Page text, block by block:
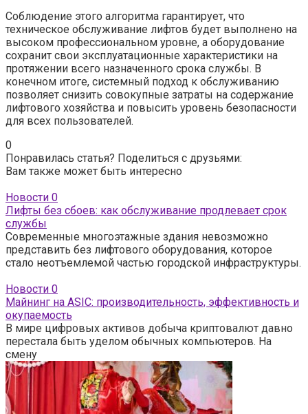
Соблюдение этого алгоритма гарантирует, что
техническое обслуживание лифтов будет выполнено на
высоком профессиональном уровне, а оборудование
сохранит свои эксплуатационные характеристики на
протяжении всего назначенного срока службы. В
конечном итоге, системный подход к обслуживанию
позволяет снизить совокупные затраты на содержание
лифтового хозяйства и повысить уровень безопасности
для всех пользователей.
0
Понравилась статья? Поделиться с друзьями:
Вам также может быть интересно
Новости 0
Лифты без сбоев: как обслуживание продлевает срок
службы
Современные многоэтажные здания невозможно
представить без лифтового оборудования, которое
стало неотъемлемой частью городской инфраструктуры.
Новости 0
Майнинг на ASIC: производительность, эффективность и
окупаемость
В мире цифровых активов добыча криптовалют давно
перестала быть уделом обычных компьютеров. На
смену